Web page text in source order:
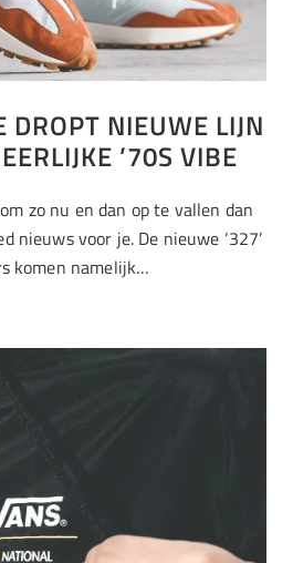
DROPT NIEUWE LIJN
’70S VIBE
zo nu en dan op te vallen dan
nieuws voor je. De nieuwe ‘327’
komen namelijk…